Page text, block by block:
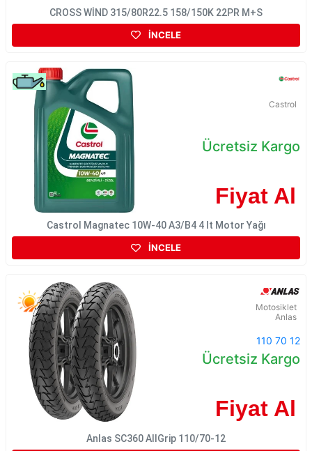
CROSS WİND 315/80R22.5 158/150K 22PR M+S
İNCELE
Castrol
Ücretsiz Kargo
Fiyat Al
Castrol Magnatec 10W-40 A3/B4 4 lt Motor Yağı
İNCELE
Motosiklet
Anlas
110 70 12
Ücretsiz Kargo
Fiyat Al
Anlas SC360 AllGrip 110/70-12